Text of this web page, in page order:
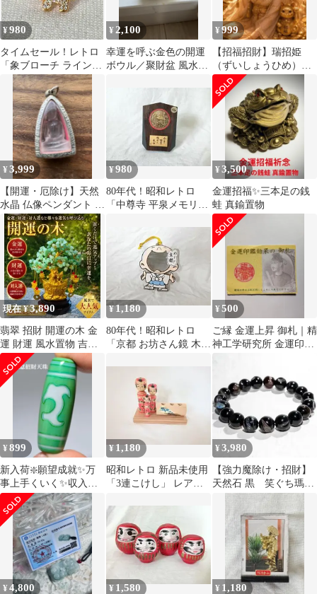
ギャンブル運 浄化 厄除
け 飾り 魔除け 商売繁
盛 幸運 太平 聖獣 龍の
頭
¥980
タイムセール！レトロ
「象ブローチ ラインス
トーン ピンズ バッジ」
ヴィンテージ
¥ 2,100
幸運を呼ぶ金色の開運
ボウル／聚財盆 風水ア
¥999
【招福招財】瑞招姫
（ずいしょうひめ）｜
No.025 福運・豊かさを
育む開運アート
¥3,999
【開運・厄除け】天然
水晶 仏像ペンダント 守
り本尊 浄化 招福 金運
¥980
80年代！昭和レトロ
「中尊寺 平泉メモリア
¥3,500
金運招福✨三本足の銭
蛙 真鍮置物
現在 ¥3,890
翡翠 招財 開運の木 金
運 財運 風水置物 吉祥
元宝
¥1,180
80年代！昭和レトロ
「京都 お坊さん鏡 木
¥500
ご縁 金運上昇 御札｜精
神工学研究所 金運印鑑
¥899
新入荷❇️願望成就✨万
事上手くいく✨収入ア
ップ✨如意招財天珠✨
¥ 1,180
昭和レトロ 新品未使用
「3連こけし」 レア貴
¥3,980
【強力魔除け・招財】
天然石 黒 笑ぐち瑪瑙
ブレスレット 10mm
¥4,800 ¥ 1,580 ¥ 1,180